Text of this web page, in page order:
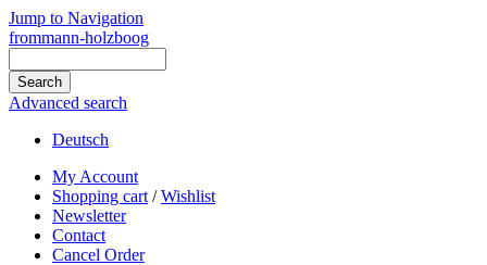
Jump to Navigation
frommann-holzboog
Advanced search
Deutsch
My Account
Shopping cart /Wishlist
Newsletter
Contact
Cancel Order